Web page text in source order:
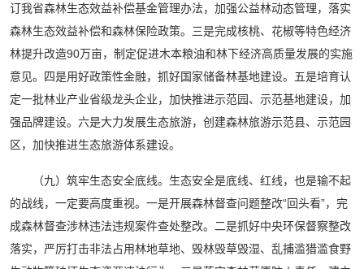
订我省森林生态效益补偿基金管理办法，加强公益林动态管理，落实
森林生态效益补偿和森林保险政策。三是完成核桃、花椒等特色经济
林提升改造90万亩，制定促进木本粮油和林下经济高质量发展的实施
意见。四是用好政策性金融，抓好国家储备林基地建设。五是培育认
定一批林业产业省级龙头企业，加快推进示范园、示范基地建设，加
强品牌建设。六是大力发展生态旅游，创建森林旅游示范县、示范园
区，加快推进生态旅游体系建设。
（九）筑牢生态安全底线。生态安全是底线、红线，也是输不起
的战线，一定要高度重视。一是开展森林督查问题整改“回头看”，完
成森林督查涉林违法违规案件查处整改。二是抓好中央环保督察整改
落实，严厉打击非法占用林地草地、毁林毁草毁湿、乱捕滥猎滥食野